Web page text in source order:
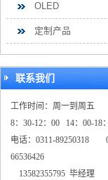
OLED
定制产品
联系我们
工作时间：周一到周五
8：30-12：00 14：00-18
电话：0311-89250318
66536426
13582355795 毕经理